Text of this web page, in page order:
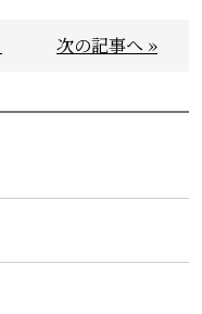
次の記事へ »